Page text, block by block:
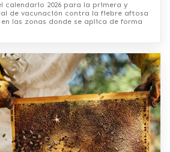
calendario 2026 para la primera y
de vacunación contra la fiebre aftosa
las zonas donde se aplica de forma